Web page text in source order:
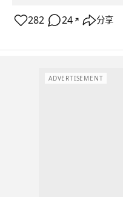
282 24 ↗ 分享
ADVERTISEMENT